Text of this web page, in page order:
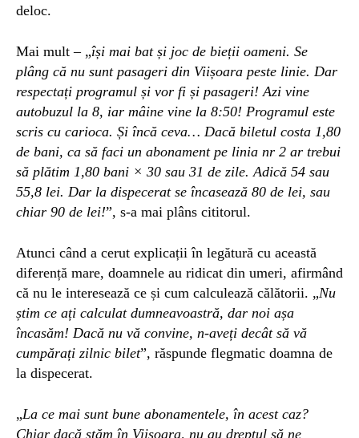
deloc.
Mai mult – „își mai bat și joc de bieții oameni. Se
plâng că nu sunt pasageri din Viișoara peste linie. Dar
respectați programul și vor fi și pasageri!Azi vine
autobuzul la 8, iar mâine vine la 8:50! Programul este
scris cu carioca. Și încă ceva… Dacă biletul costa 1,80
de bani, ca să faci un abonament pe linia nr 2 ar trebui
să plătim 1,80 bani × 30 sau 31 de zile.Adică 54 sau
55,8 lei. Dar la dispecerat se încasează 80 de lei, sau
chiar 90 de lei!”, s-a mai plâns cititorul.
Atunci când a cerut explicații în legătură cu această
diferență mare, doamnele au ridicat din umeri, afirmând
că nu le interesează ce și cum calculează călătorii. „Nu
știm ce ați calculat dumneavoastră, dar noi așa
încasăm! Dacă nu vă convine, n-aveți decât să vă
cumpărați zilnic bilet”, răspunde flegmatic doamna de
la dispecerat.
„La ce mai sunt bune abonamentele, în acest caz?
Chiar dacă stăm în Viișoara, nu au dreptul să ne